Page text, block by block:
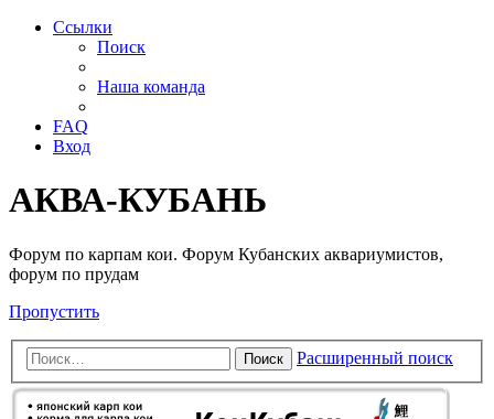
Ссылки
Поиск
Наша команда
FAQ
Вход
АКВА-КУБАНЬ
Форум по карпам кои. Форум Кубанских аквариумистов,
форум по прудам
Пропустить
Поиск Расширенный поиск